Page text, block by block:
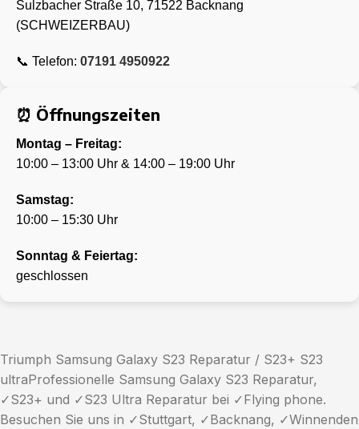
Sulzbacher Straße 10, 71522 Backnang
(SCHWEIZERBAU)
📞 Telefon: 07191 4950922
⏰ Öffnungszeiten
Montag – Freitag:
10:00 – 13:00 Uhr & 14:00 – 19:00 Uhr
Samstag:
10:00 – 15:30 Uhr
Sonntag & Feiertag:
geschlossen
Triumph Samsung Galaxy S23 Reparatur / S23+ S23
ultraProfessionelle Samsung Galaxy S23 Reparatur,
✓S23+ und ✓S23 Ultra Reparatur bei ✓Flying phone.
Besuchen Sie uns in ✓Stuttgart, ✓Backnang, ✓Winnenden